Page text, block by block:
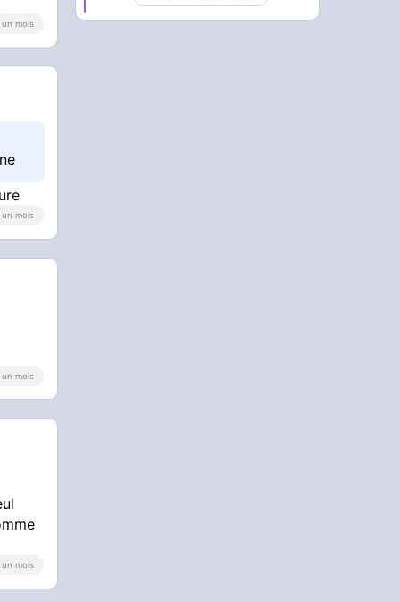
un mois
un mois
un mois
un mois